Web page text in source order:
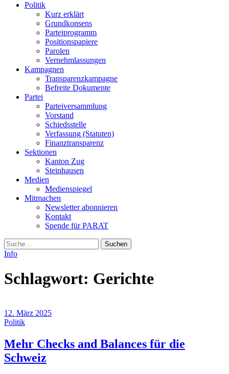
Politik
Kurz erklärt
Grundkonsens
Parteiprogramm
Positionspapiere
Parolen
Vernehmlassungen
Kampagnen
Transparenzkampagne
Befreite Dokumente
Partei
Parteiversammlung
Vorstand
Schiedsstelle
Verfassung (Statuten)
Finanztransparenz
Sektionen
Kanton Zug
Steinhausen
Medien
Medienspiegel
Mitmachen
Newsletter abonnieren
Kontakt
Spende für PARAT
Suche
Info
Schlagwort: Gerichte
12. März 2025
Politik
Mehr Checks and Balances für die
Schweiz